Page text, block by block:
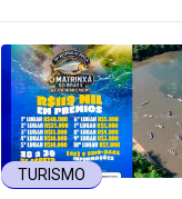
TURISMO